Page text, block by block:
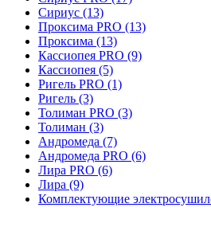
Сириус (13)
Проксима PRO (13)
Проксима (13)
Кассиопея PRO (9)
Кассиопея (5)
Ригель PRO (1)
Ригель (3)
Толиман PRO (3)
Толиман (3)
Андромеда (7)
Андромеда PRO (6)
Лира PRO (6)
Лира (9)
Комплектующие